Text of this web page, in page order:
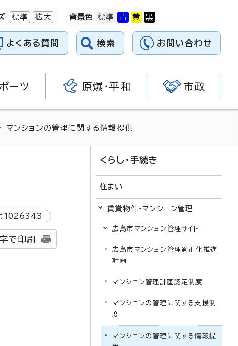
標準 拡大 背景色
よくある質問 検索 お問い合わせ
ーツ 原爆・平和 市政
マンションの管理に関する情報提供
1026343
で印刷
くらし・手続き
住まい
賃貸物件・マンション管理
広島市マンション管理サイト
広島市マンション管理適正化推進
計画
マンション管理計画認定制度
マンションの管理に関する支援制
度
マンションの管理に関する情報提